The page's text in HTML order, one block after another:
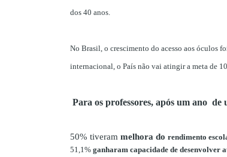
dos 40 anos.
No Brasil, o crescimento do acesso aos óculos
internacional, o País não vai atingir a meta de
Para os professores, após um ano de
50% tiveram melhora do rendimento
51,1% ganharam capacidade de desenvolver